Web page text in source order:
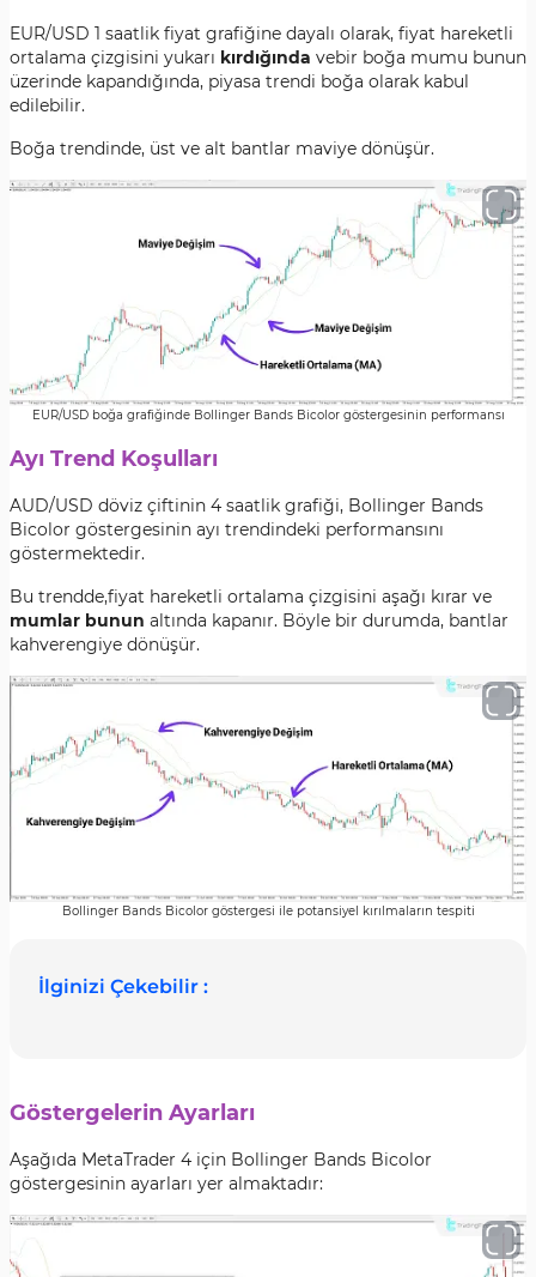
EUR/USD 1 saatlik fiyat grafiğine dayalı olarak, fiyat hareketli
ortalama çizgisini yukarı kırdığında vebir boğa mumu bunun
üzerinde kapandığında, piyasa trendi boğa olarak kabul
edilebilir.
Boğa trendinde, üst ve alt bantlar maviye dönüşür.
EUR/USD boğa grafiğinde Bollinger Bands Bicolor göstergesinin performansı
Ayı Trend Koşulları
AUD/USD döviz çiftinin 4 saatlik grafiği, Bollinger Bands
Bicolor göstergesinin ayı trendindeki performansını
göstermektedir.
Bu trendde,fiyat hareketli ortalama çizgisini aşağı kırar ve
mumlar bunun altında kapanır. Böyle bir durumda, bantlar
kahverengiye dönüşür.
Bollinger Bands Bicolor göstergesi ile potansiyel kırılmaların tespiti
İlginizi Çekebilir :
Göstergelerin Ayarları
Aşağıda MetaTrader 4 için Bollinger Bands Bicolor
göstergesinin ayarları yer almaktadır: